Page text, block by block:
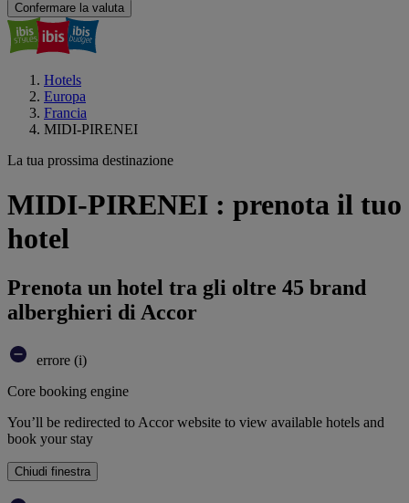
Confermare la valuta
Hotels
Europa
Francia
MIDI-PIRENEI
La tua prossima destinazione
MIDI-PIRENEI : prenota il tuo
hotel
Prenota un hotel tra gli oltre 45 brand
alberghieri di Accor
errore (i)
Core booking engine
You’ll be redirected to Accor website to view available hotels and
book your stay
Chiudi finestra